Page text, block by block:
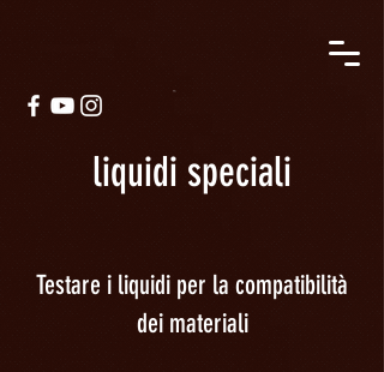
liquidi speciali
Testare i liquidi per la compatibilità
dei materiali